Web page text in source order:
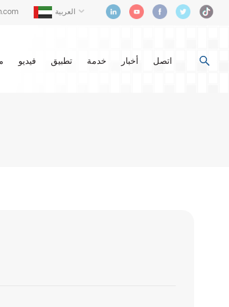
العربية
فيديو تطبيق خدمة أخبار اتصل